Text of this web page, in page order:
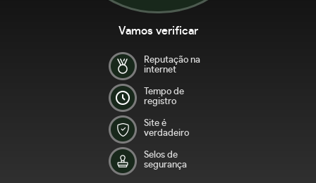
Vamos verificar
Reputação na
internet
Tempo de
registro
Site é
verdadeiro
Selos de
segurança